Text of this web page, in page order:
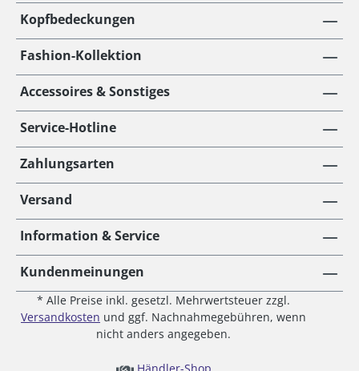
Kopfbedeckungen
Fashion-Kollektion
Accessoires & Sonstiges
Service-Hotline
Zahlungsarten
Versand
Information & Service
Kundenmeinungen
* Alle Preise inkl. gesetzl. Mehrwertsteuer zzgl.
Versandkosten und ggf. Nachnahmegebühren, wenn
nicht anders angegeben.